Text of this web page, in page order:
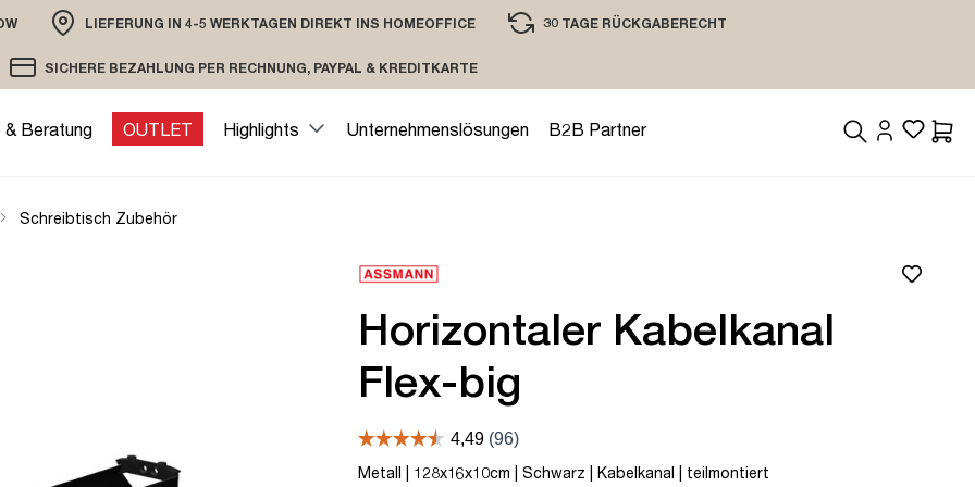
LIEFERUNG IN 4-5 WERKTAGEN DIREKT INS HOMEOFFICE
VERSAND PER DHL ODER SPEDITION
30 TAGE RÜCKGABERECHT
SICHERE BEZAHLUNG PER RECHNUNG, PAYPAL & KREDITKARTE
VERSCHLÜSSELTE ÜBERTRAGUNG
& Beratung OUTLET Highlights Unternehmenslösungen
B2B Partner
Schreibtisch Zubehör
Horizontaler Kabelkanal
Flex-big
Metall | 128x16x10cm | Schwarz | Kabelkanal | teilmontiert